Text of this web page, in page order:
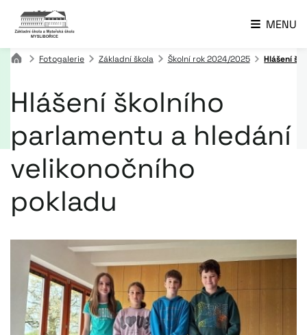
MENU
Fotogalerie Základní škola Školní rok 2024/2025 Hlášení
Hlášení školního
parlamentu a hledání
velikonočního
pokladu